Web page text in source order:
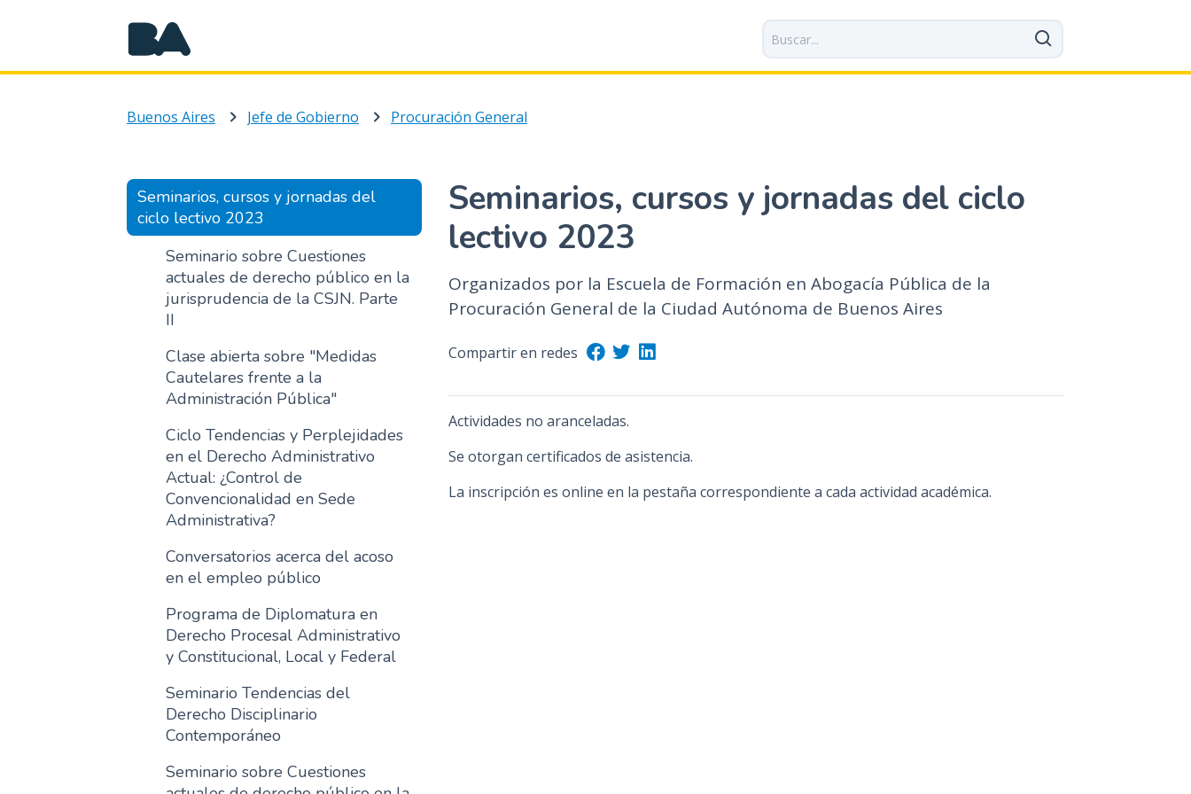
a
n
t
e
i
d
p
i
n
i
a
Buenos Aires Jefe de Gobierno Procuración General
Seminarios, cursos y jornadas del
ciclo lectivo 2023
Seminario sobre Cuestiones
actuales de derecho público en la
jurisprudencia de la CSJN. Parte
II
Clase abierta sobre "Medidas
Cautelares frente a la
Administración Pública"
Ciclo Tendencias y Perplejidades
en el Derecho Administrativo
Actual: ¿Control de
Convencionalidad en Sede
Administrativa?
Conversatorios acerca del acoso
en el empleo público
Programa de Diplomatura en
Derecho Procesal Administrativo
y Constitucional, Local y Federal
Seminario Tendencias del
Derecho Disciplinario
Contemporáneo
Seminario sobre Cuestiones
Seminarios, cursos y jornadas del ciclo
lectivo 2023
Organizados por la Escuela de Formación en Abogacía Pública de la
Procuración General de la Ciudad Autónoma de Buenos Aires
Compartir en redes
Actividades no aranceladas.
Se otorgan certificados de asistencia.
La inscripción es online en la pestaña correspondiente a cada actividad académica.